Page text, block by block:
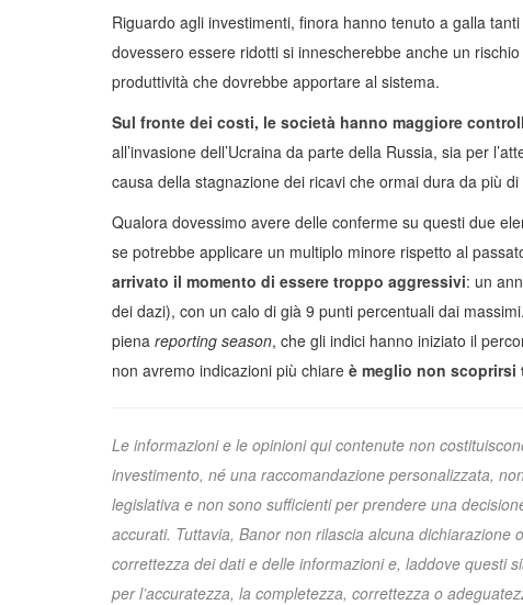
Riguardo agli investimenti, finora hanno tenuto a galla
dovessero essere ridotti si innescherebbe anche un
produttività che dovrebbe apportare al sistema.
Sul fronte dei costi, le società hanno maggiore
all’invasione dell’Ucraina da parte della Russia, sia per
causa della stagnazione dei ricavi che ormai dura da più di
Qualora dovessimo avere delle conferme su questi due
se potrebbe applicare un multiplo minore rispetto al
arrivato il momento di essere troppo aggressivi: un
dei dazi), con un calo di già 9 punti percentuali dai
piena reporting season, che gli indici hanno iniziato il
non avremo indicazioni più chiare è meglio non scoprirsi
Le informazioni e le opinioni qui contenute non
investimento, né una raccomandazione personalizzata,
legislativa e non sono sufficienti per prendere una
accurati. Tuttavia, Banor non rilascia alcuna dichiarazione
correttezza dei dati e delle informazioni e, laddove questi
per l’accuratezza, la completezza, correttezza o